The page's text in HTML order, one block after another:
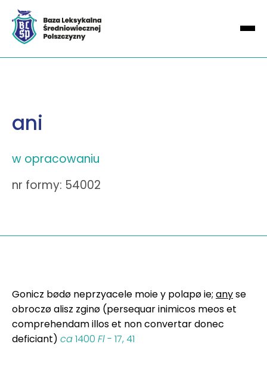
ani
w opracowaniu
nr formy: 54002
Gonicz bødø neprzyacele moie y polapø ie; anyse
obroczø alisz zginø (persequar inimicos meos et
comprehendam illos et non convertar donec
deficiant) ca1400 Fl- 17, 41